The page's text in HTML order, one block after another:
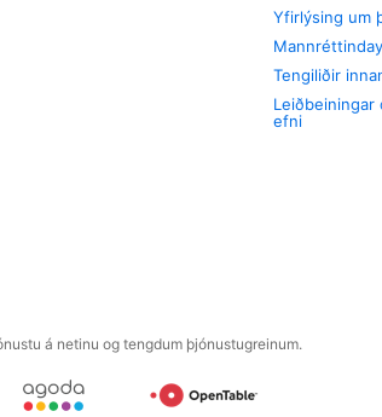
Yfirlýsing um
Tengiliðir
Leiðbeiningar
efni
á netinu og tengdum þjónustugreinum.